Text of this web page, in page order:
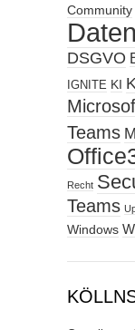
Community
DSGVO
IGNITE KI
Teams
Recht
Teams
Windows